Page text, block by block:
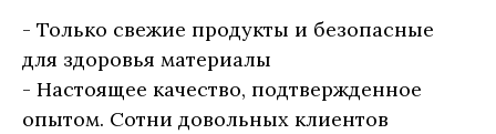
- Только свежие продукты и безопасные
для здоровья материалы
- Настоящее качество, подтвержденное
опытом. Сотни довольных клиентов